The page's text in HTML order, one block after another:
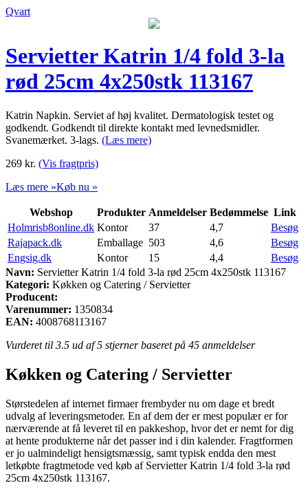
Qvart
Servietter Katrin 1/4 fold 3-la
rød 25cm 4x250stk 113167
Katrin Napkin. Serviet af høj kvalitet. Dermatologisk testet og
godkendt. Godkendt til direkte kontakt med levnedsmidler.
Svanemærket. 3-lags. (Læs mere)
269 kr. (Vis fragtpris)
Læs mere »Køb nu »
Webshop Produkter Anmeldelser Bedømmelse Link
Holmrisb8online.dk Kontor 37 4,7
Besøg
Rajapack.dk
Emballage 503 4,6
Besøg
Engsig.dk
Kontor 15 4,4
Besøg
Navn: Servietter Katrin 1/4 fold 3-la rød 25cm 4x250stk 113167
Kategori: Køkken og Catering / Servietter
Producent:
Varenummer: 1350834
EAN: 4008768113167
Vurderet til 3.5 ud af 5 stjerner baseret på 45 anmeldelser
Køkken og Catering / Servietter
Størstedelen af internet firmaer frembyder nu om dage et bredt
udvalg af leveringsmetoder. En af dem der er mest populær er for
nærværende at få leveret til en pakkeshop, hvor det er nemt for dig
at hente produkterne når det passer ind i din kalender. Fragtformen
er jo ualmindeligt hensigtsmæssig, samt typisk endda den mest
letkøbte fragtmetode ved køb af Servietter Katrin 1/4 fold 3-la rød
25cm 4x250stk 113167.